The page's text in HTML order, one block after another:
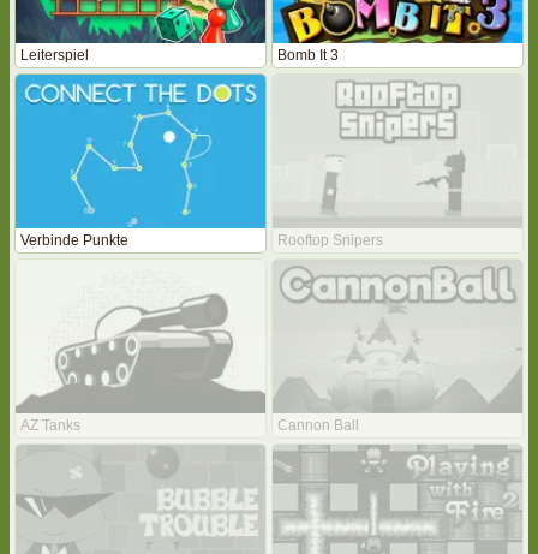
Leiterspiel Bomb It 3
Verbinde Punkte Rooftop Snipers
AZ Tanks Cannon Ball